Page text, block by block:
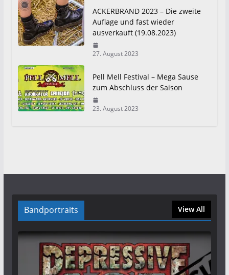
ACKERBRAND 2023 – Die zweite
Auflage und fast wieder
ausverkauft (19.08.2023)
27. August 2023
Pell Mell Festival – Mega Sause
zum Abschluss der Saison
23. August 2023
Bandportraits View All